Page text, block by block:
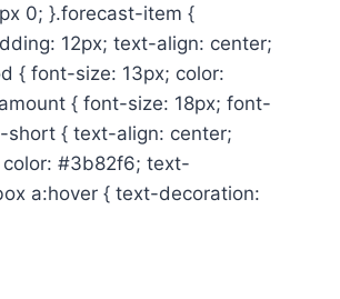
0; }.forecast-item {
12px; text-align: center;
{ font-size: 13px; color:
{ font-size: 18px; font-
short { text-align: center;
color: #3b82f6; text-
a:hover { text-decoration: